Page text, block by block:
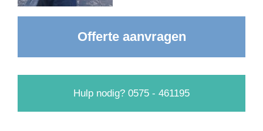
Offerte aanvragen
Hulp nodig? 0575 - 461195